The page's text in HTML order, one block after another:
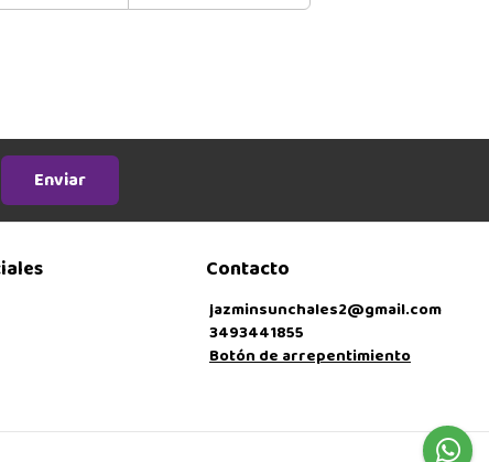
Enviar
Contacto
jazminsunchales2@gmail.com
3493441855
Botón de arrepentimiento